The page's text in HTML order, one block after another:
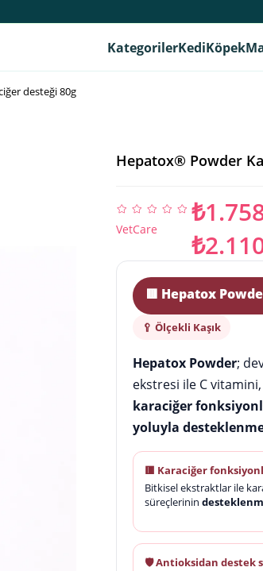
KategorilerKediKöpek
desteği 80g
Hepatox® Powder
VetCare
🟥 Hepatox
🥄 Ölçekli Kaşık
Hepatox Powder;
ekstresi ile C
karaciğer
yoluyla
🟥 Karaciğer
Bitkisel ekstraktlar ile
süreçlerinin
🛡️ Antioksidan destek